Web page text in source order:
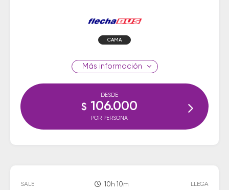
CAMA
información
DESDE
$ 106.000
POR PERSONA
SALE 10h 10m LLEGA